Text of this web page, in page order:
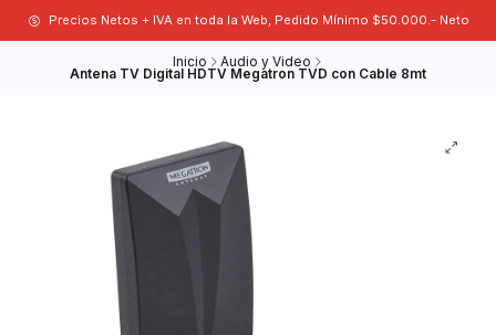
Precios Netos + IVA en toda la Web, Pedido Mínimo $50.000.- Neto
Inicio Audio y Video
Antena TV Digital HDTV Megatron TVD con Cable 8mt